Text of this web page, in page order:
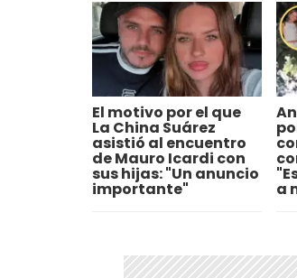
El motivo por el que
La China Suárez
asistió al encuentro
de Mauro Icardi con
sus hijas: "Un anuncio
importante" a